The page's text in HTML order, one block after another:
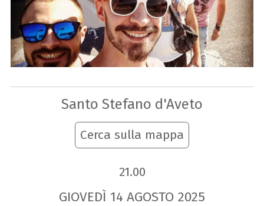
Santo Stefano d'Aveto
Cerca sulla mappa
21.00
GIOVEDÌ 14 AGOSTO 2025